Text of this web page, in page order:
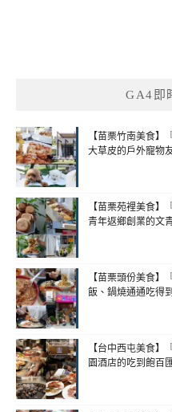
GA4即
【苗栗竹南美食】
大草皮的戶外寵物
【苗栗苑裡美食】
青年返鄉創業的文
【苗栗頭份美食】
飯、鍋燒通通吃得
【台中西屯美食】
園酒店的吃到飽百